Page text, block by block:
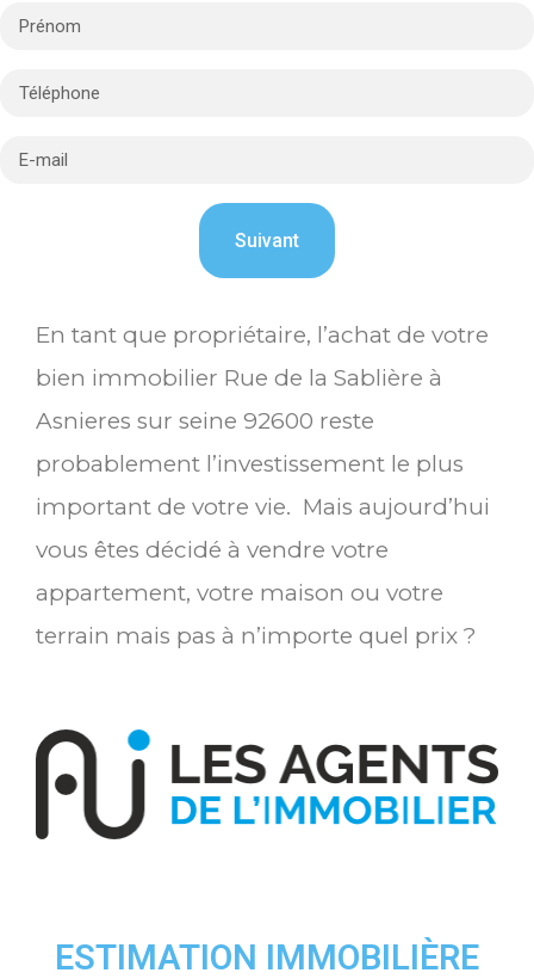
En tant que propriétaire, l’achat de votre
bien immobilier Rue de la Sablière à
Asnieres sur seine 92600 reste
probablement l’investissement le plus
important de votre vie. Mais aujourd’hui
vous êtes décidé à vendre votre
appartement, votre maison ou votre
terrain mais pas à n’importe quel prix ?
ESTIMATION IMMOBILIÈRE